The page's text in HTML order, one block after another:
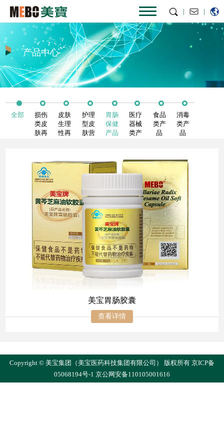
|
|
产品中心
全部
损伤
类皮
肤再
品
皮肤
生理
性再
品
护理
型皮
肤营
胃肠
保健
产品
医疗
器械
类产
食品
类产
品
消毒
类产
品
美宝胃肠胶囊
查看详情
Copyright © 美宝集团（美宝医药科技集团有限公司） 版权所有 京ICP备
05068194号-1 京公网安备110105001616